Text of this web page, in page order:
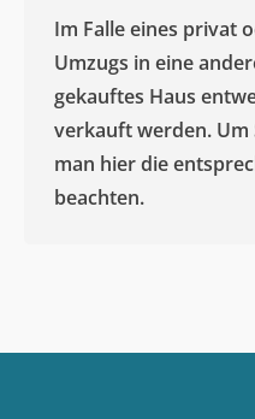
Im Falle eines privat
Umzugs in eine
gekauftes Haus
verkauft werden. Um
man hier die
beachten.